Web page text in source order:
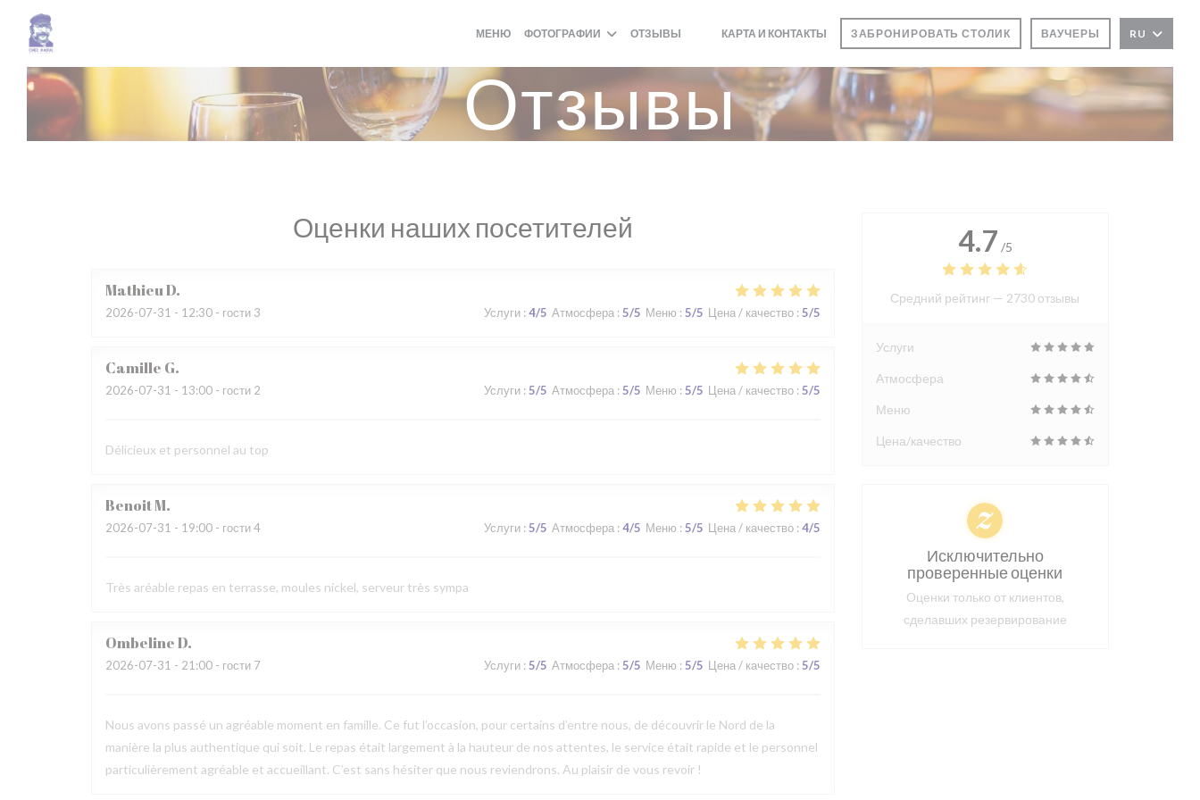
Панель управления cookies
МЕНЮ ФОТОГРАФИИ ОТЗЫВЫ
((ОТКРЫВАЕТСЯ В НОВОМ ОКНЕ))
((ОТКРЫВАЕТСЯ В НОВОМ ОКНЕ))
КАРТА И КОНТАКТЫ ЗАБРОНИРОВАТЬ СТОЛИК ВАУЧЕРЫ RU
Отзывы
Оценки наших посетителей
MathieuD
2026-07-31 - 12:30 - гости 3 Услуги: 4/5 Атмосфера : 5/5 Меню : 5/5 Цена / качество: 5/5
Camille G
2026-07-31 - 13:00 - гости 2 Услуги: 5/5 Атмосфера : 5/5 Меню : 5/5 Цена / качество: 5/5
Délicieux et personnel au top
BenoitM
2026-07-31 - 19:00 - гости 4 Услуги: 5/5 Атмосфера : 4/5 Меню : 5/5 Цена / качество: 4/5
Très aréable repas en terrasse, moules nickel, serveur très sympa
OmbelineD
2026-07-31 - 21:00 - гости 7 Услуги: 5/5 Атмосфера : 5/5 Меню : 5/5 Цена / качество: 5/5
Nous avons passé un agréable moment en famille. Ce fut l’occasion, pour certains d’entre nous, de découvrir le Nord de la
manière la plus authentique qui soit. Le repas était largement à la hauteur de nos attentes, le service était rapide et le personnel
particulièrement agréable et accueillant. C’est sans hésiter que nous reviendrons. Au plaisir de vous revoir !
4.7 /5
Средний рейтинг — 2730 отзывы
Услуги
Атмосфера
Меню
Цена/качество
Исключительно
проверенные оценки
Оценки только от клиентов,
сделавших резервирование